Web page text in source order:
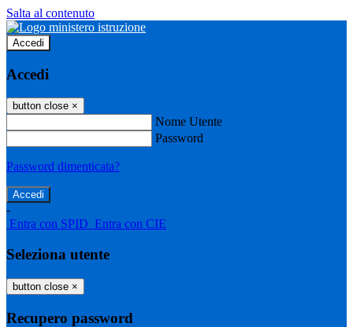
Salta al contenuto
Accedi
Accedi
button close ×
Nome Utente
Password
Password dimenticata?
-
Entra con SPID Entra con CIE
Seleziona utente
button close ×
Recupero password